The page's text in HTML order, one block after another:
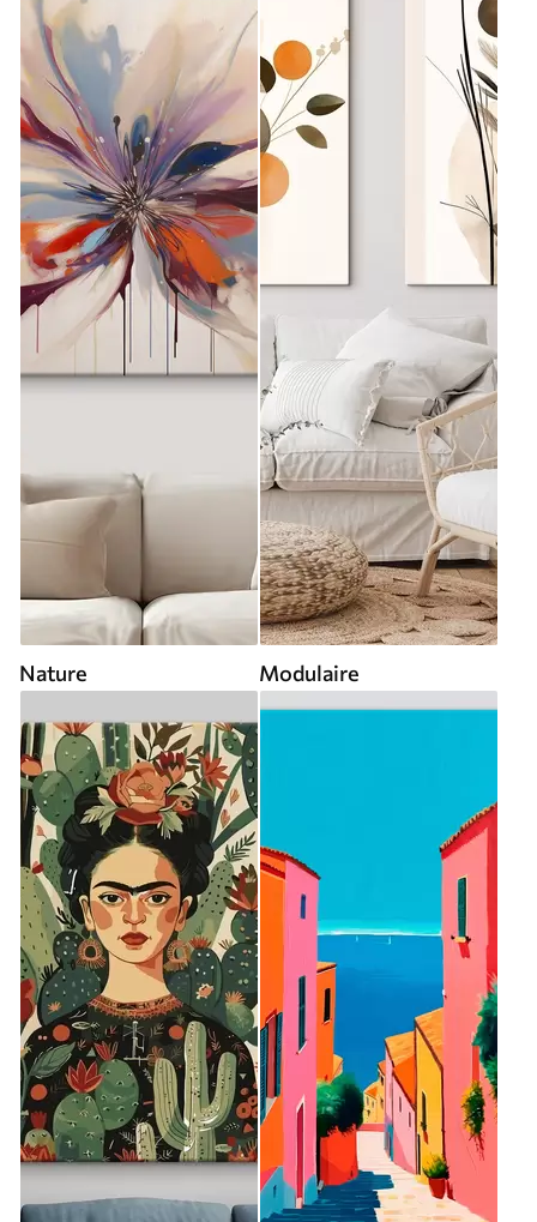
Nature Modulaire